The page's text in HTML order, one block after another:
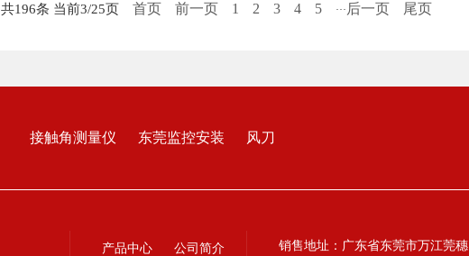
共196条 当前3/25页 首页 前一页 1 2 3 4 5 ··· 后一页 尾页
接触角测量仪 东莞监控安装 风刀
产品中心 公司简介 销售地址：广东省东莞市万江莞穗